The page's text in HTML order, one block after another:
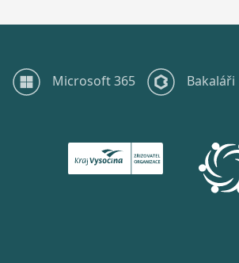
Microsoft 365 Bakaláři